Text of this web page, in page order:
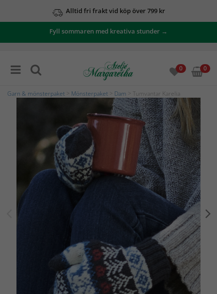
Alltid fri frakt vid köp över 799 kr
Fyll sommaren med kreativa stunder →
0 0
Garn & mönsterpaket Mönsterpaket Dam > Tumvantar Karelia